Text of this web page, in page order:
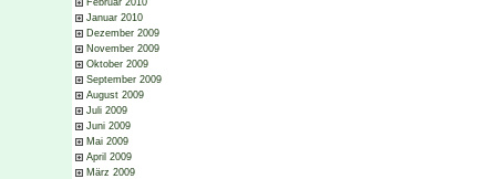
Februar 2010
Januar 2010
Dezember 2009
November 2009
Oktober 2009
September 2009
August 2009
Juli 2009
Juni 2009
Mai 2009
April 2009
März 2009